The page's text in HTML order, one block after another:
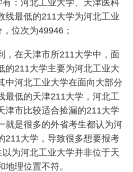
：河北工业大学、天津医科
线最低的211大学为河北工业
位次为49946；
，在天津市所211大学中，面
的211大学主要为河北工业大
中河北工业大学在面向大部分
最低的天津211大学，河北工
津市比较适合捡漏的211大学
就是很多的外省考生都认为河
211大学，导致很多想要报考
为河北工业大学并非位于天
理位置不符。